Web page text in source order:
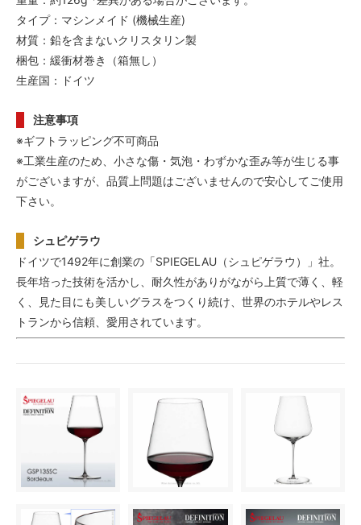
タイプ：マシンメイド (機械生産)
材質：鉛を含まないクリスタリン製
梱包：緩衝材巻き（箱無し）
生産国：ドイツ
注意事項
※ギフトラッピング不可商品
※工業生産のため、小さな傷・気泡・わずかな歪み等が生じる事
がございますが、品質上問題はございませんので安心してご使用
下さい。
シュピゲラウ
ドイツで1492年に創業の「SPIEGELAU（シュピゲラウ）」社。
長年培った技術を活かし、耐久性がありがながら上質で薄く、軽
く、見た目にも美しいグラスをつくり続け、世界のホテルやレス
トランから信頼、愛用されています。